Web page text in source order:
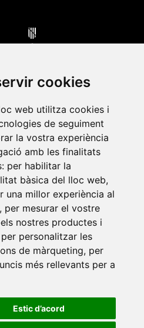
cookies
web utilitza cookies i
de seguiment
la vostra experiència
amb les finalitats
per habilitar la
bàsica del lloc web,
una millor experiència al
, per mesurar el vostre
nostres productes i
personalitzar les
de màrqueting, per
més rellevants per a
Estic d’acord
• Universitat d'Alacant
Universitat Autònoma de
de Barcelona •
•Universitat de Girona•
Balears•Universitat
•Universitat Jaume I
Universitat Miguel Hernández
de Catalunya•Universitat
•Universitat Politècnica de
Politècnica de València •
•Universitat de Sàsser•
•Universitat de Vic -
de Catalunya